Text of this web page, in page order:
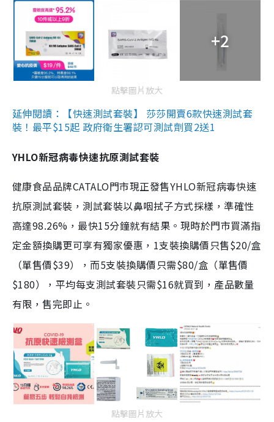
+2
點擊圖片放大
延伸閱讀：【快速測試套裝】 莎莎開賣6款快速測試套
裝！最平$15起 政府衛生署認可測試劑買2送1
YHLO新冠病毒快速抗原測試套裝
健康食品品牌CATALO門市現正發售YHLO新冠病毒快速
抗原測試套裝，測試套裝以鼻咽拭子方式採樣，準確性
高達98.26%，最快15分鐘就有結果。現時於門市買滿指
定金額換購更可享有獨家優惠，1支裝換購價只售$20/盒
（單售價$39），而5支裝換購價只需$80/盒（單售價
$180），平均每支測試套裝只需$16就買到，產品數量
有限，售完即止。
點擊圖片放大